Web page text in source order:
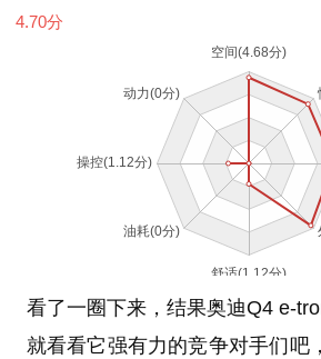
4.70分
看了一圈下来，结果奥迪Q4 e-
就看看它强有力的竞争对手们吧